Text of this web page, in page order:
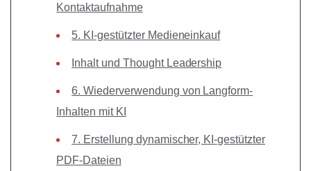
Kontaktaufnahme
5. KI-gestützter Medieneinkauf
Inhalt und Thought Leadership
6. Wiederverwendung von Langform-
Inhalten mit KI
7. Erstellung dynamischer, KI-gestützter
PDF-Dateien